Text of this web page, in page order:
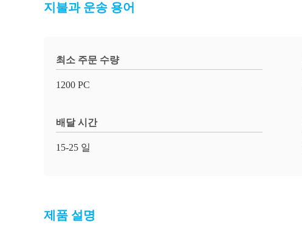
지불과 운송 용어
최소 주문 수량
1200 PC
배달 시간
15-25 일
제품 설명